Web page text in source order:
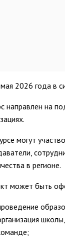
2026 года в
направлен на
могут
в регионе.
может быть